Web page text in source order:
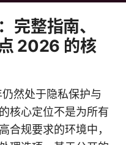
完整指南、
2026 的核
然处于隐私保护与
核心定位不是为所有
合规要求的环境中，